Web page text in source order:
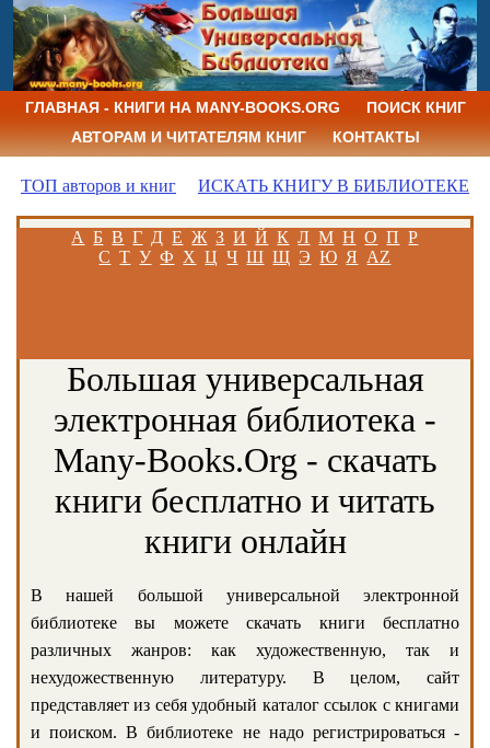
ГЛАВНАЯ - КНИГИ НА MANY-BOOKS.ORG
ПОИСК КНИГ
АВТОРАМ И ЧИТАТЕЛЯМ КНИГ
КОНТАКТЫ
ТОП авторов и книг ИСКАТЬ КНИГУ В БИБЛИОТЕКЕ
А Б В Г Д Е Ж З И Й К Л М Н О П Р
С Т У Ф Х Ц Ч Ш Щ Э Ю Я AZ
Большая универсальная
электронная библиотека -
Many-Books.Org - скачать
книги бесплатно и читать
книги онлайн
В нашей большой универсальной электронной
библиотеке вы можете скачать книги бесплатно
различных жанров: как художественную, так и
нехудожественную литературу. В целом, сайт
представляет из себя удобный каталог ссылок с книгами
и поиском. В библиотеке не надо регистрироваться -